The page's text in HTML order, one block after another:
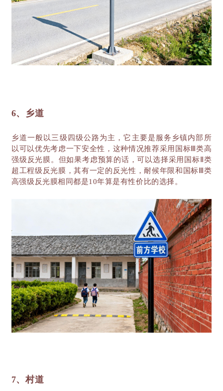
6、乡道
乡道一般以三级四级公路为主，它主要是服务乡镇内部所
以可以优先考虑一下安全性，这种情况推荐采用国标 Ⅲ类高
强级反光膜。但如果考虑预算的话，可以选择采用国标Ⅱ类
超工程级反光膜，其有一定的反光性，耐候年限和国标Ⅲ类
高强级反光膜相同都是10年算是有性价比的选择。
7、村道